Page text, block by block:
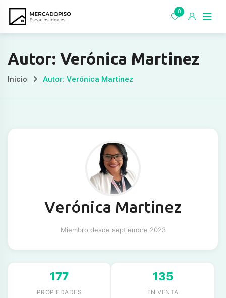
0
Autor: Verónica Martinez
Inicio Autor: Verónica Martinez
Verónica Martinez
Miembro desde septiembre 2023
177
PROPIEDADES
135
EN VENTA